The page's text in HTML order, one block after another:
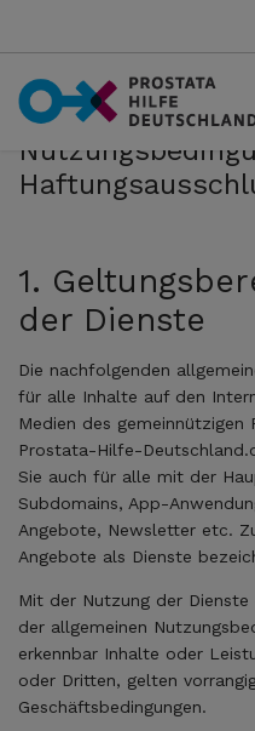
1.
der Dienste
Die nachfolgenden
für alle Inhalte auf den
Medien des gemeinnützigen
Prostata-Hilfe-
Sie auch für alle mit der
Subdomains, App-
Angebote, Newsletter etc.
Angebote als Dienste
Mit der Nutzung der
der allgemeinen
erkennbar Inhalte oder
oder Dritten, gelten
Geschäftsbedingungen.